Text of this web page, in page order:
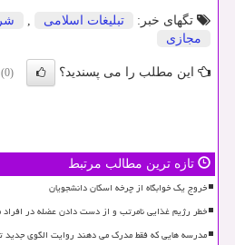
تگهای خبر:
تبلیغات اسلامی
مجازی
این مطلب را می پسندید؟ (0)
تازه ترین مطالب مرتبط
خروج یک خوابگاه از چرخه اسکان دانشجویان
خطر رژیم غذایی نامرتب و از دست دادن عضله در افراد
مدرسه هایی که فقط مدرک می دهند روایت الگوی جدید